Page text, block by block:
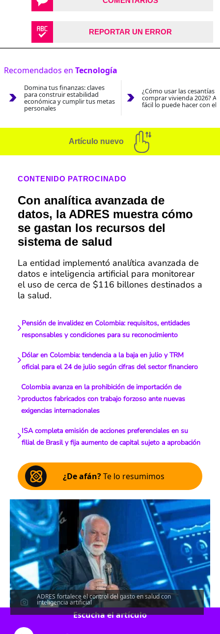
REPORTAR UN ERROR
Recomendados en Tecnología
Domina tus finanzas: claves
para construir estabilidad
económica y cumplir tus metas
personales
¿Cómo usar las cesantías
comprar vivienda 2026?
fácil lo puede hacer con el
Artículo nuevo
CONTENIDO PATROCINADO
Con analítica avanzada de
datos, la ADRES muestra cómo
se gastan los recursos del
sistema de salud
La entidad implementó analítica avanzada de
datos e inteligencia artificial para monitorear
el uso de cerca de $116 billones destinados a
la salud.
Pensión de invalidez en Colombia: requisitos, entidades
responsables y condiciones para su reconocimiento
Dólar en Colombia: tendencia a la baja en julio y TRM
oficial para el 24 de julio según cifras del sector financiero
Colombia avanza en la prohibición de importación de
productos fabricados con trabajo forzoso ante nuevas
exigencias internacionales
ISA completa emisión de acciones preferenciales en su
filial de Brasil y fija aumento de capital sujeto a aprobación
¿De afán?Te lo resumimos
ADRES fortalece el control del gasto en salud con
inteligencia artificial
Escucha el artículo